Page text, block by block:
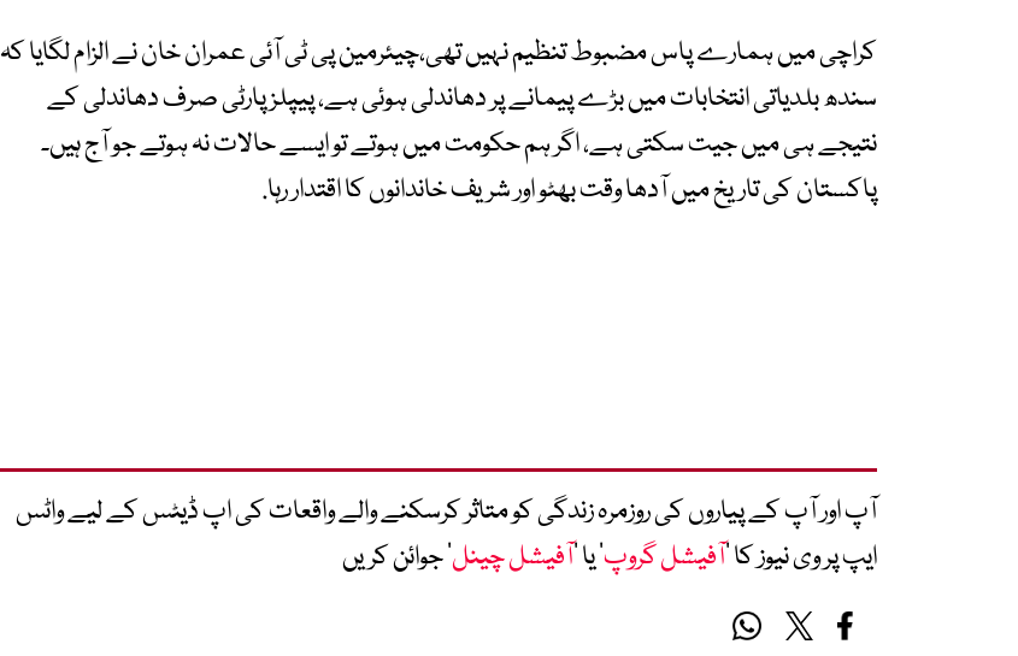
کراچی میں ہمارے پاس مضبوط تنظیم نہیں تھی،چیئرمین پی ٹی آئی عمران خان نے الزام لگایا کہ
سندھ بلدیاتی انتخابات میں بڑے پیمانے پر دھاندلی ہوئی ہے، پیپلز پارٹی صرف دھاندلی کے
نتیجے ہی میں جیت سکتی ہے، اگر ہم حکومت میں ہوتے تو ایسے حالات نہ ہوتے جو آج ہیں۔
پاکستان کی تاریخ میں آدھا وقت بھٹو اور شریف خاندانوں کا اقتدار رہا.
آپ اور آپ کے پیاروں کی روزمرہ زندگی کو متاثر کرسکنے والے واقعات کی اپ ڈیٹس کے لیے واٹس
ایپ پر وی نیوز کا ’آفیشل گروپ‘ یا ’آفیشل چینل‘ جوائن کریں